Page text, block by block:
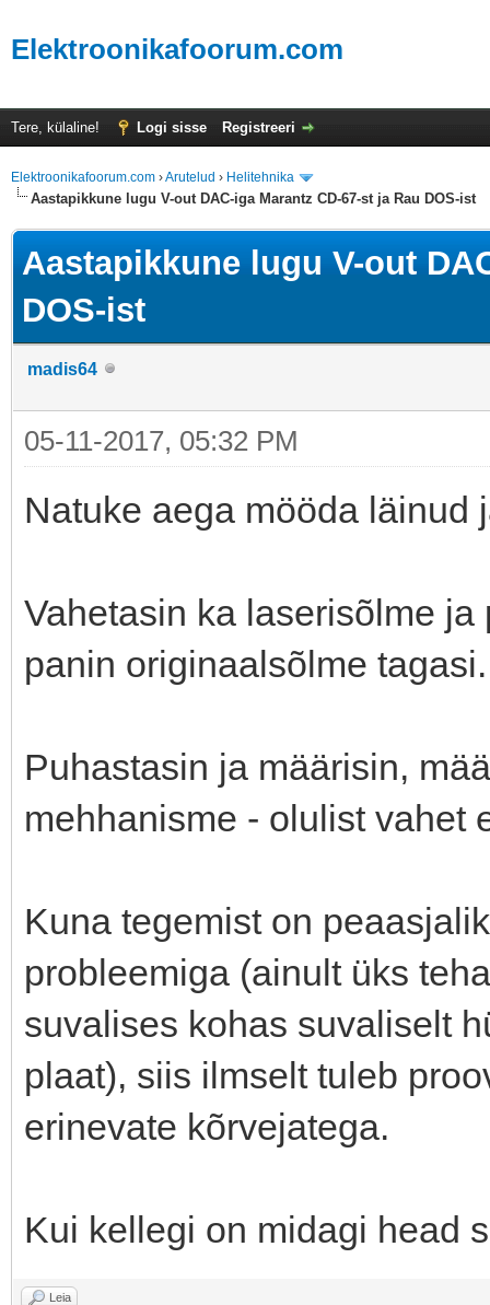
Elektroonikafoorum.com
Tere, külaline! Logi sisse Registreeri
Elektroonikafoorum.com ›Arutelud › Helitehnika
Aastapikkune lugu V-out DAC-iga Marantz CD-67-st ja Rau DOS-ist
Aastapikkune lugu V-out
DOS-ist
madis64
05-11-2017, 05:32 PM
Natuke aega mööda läinud
Vahetasin ka laserisõlme
panin originaalsõlme tagasi.
Puhastasin ja määrisin,
mehhanisme - olulist vahet
Kuna tegemist on
probleemiga (ainult üks
suvalises kohas suvaliselt
plaat), siis ilmselt tuleb
erinevate kõrvejatega.
Kui kellegi on midagi head
Leia